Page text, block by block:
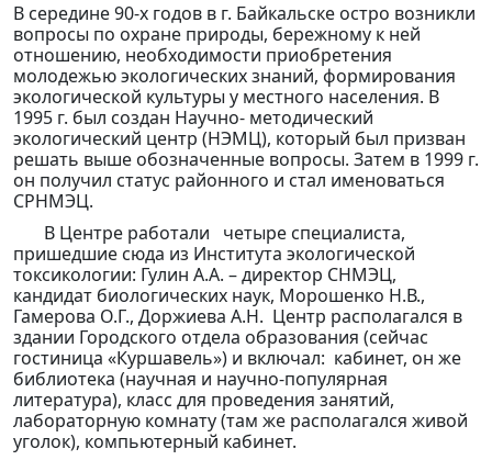
В середине 90-х годов в г. Байкальске остро возникли
вопросы по охране природы, бережному к ней
отношению, необходимости приобретения
молодежью экологических знаний, формирования
экологической культуры у местного населения. В
1995 г. был создан Научно- методический
экологический центр (НЭМЦ), который был призван
решать выше обозначенные вопросы. Затем в 1999 г.
он получил статус районного и стал именоваться
СРНМЭЦ.
В Центре работали четыре специалиста,
пришедшие сюда из Института экологической
токсикологии: Гулин А.А. – директор СНМЭЦ,
кандидат биологических наук, Морошенко Н.В.,
Гамерова О.Г., Доржиева А.Н. Центр располагался в
здании Городского отдела образования (сейчас
гостиница «Куршавель») и включал: кабинет, он же
библиотека (научная и научно-популярная
литература), класс для проведения занятий,
лабораторную комнату (там же располагался живой
уголок), компьютерный кабинет.